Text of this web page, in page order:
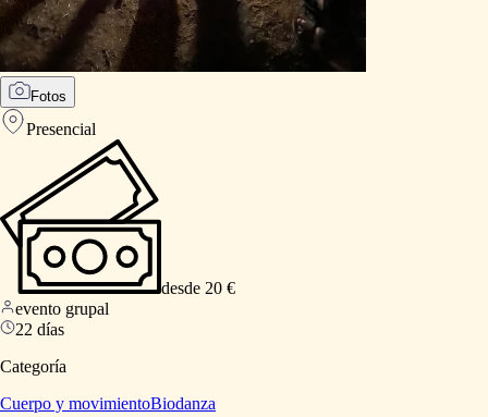
Fotos
Presencial
desde 20 €
evento grupal
22 días
Categoría
Cuerpo y movimientoBiodanza